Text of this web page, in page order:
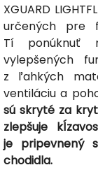
XGUARD
určených pre
Tí ponúknuť
vylepšených
z ľahkých
ventiláciu a
sú skryté za
zlepšuje
je pripevnený
chodidla.